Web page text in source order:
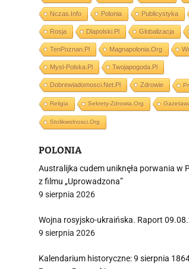
Nczas.info Polonia Publicystyka
Rosja Dlapolski.pl Globalizacja
TenPoznan.pl Magnapolonia.org
Mysl-Polska.pl Twojapogoda.pl
Dobrewiadomosci.net.pl Zdrowie
Religia Sekrety-Zdrowia.org
Stolikwolnosci.org
POLONIA
Australijka cudem uniknęła porwania w
z filmu „Uprowadzona”
9 sierpnia 2026
Wojna rosyjsko-ukraińska. Raport
9 sierpnia 2026
Kalendarium historyczne: 9 sierpnia